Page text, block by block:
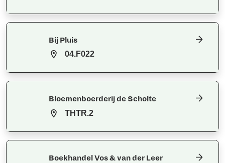
Bij Pluis
04.F022
Bloemenboerderij de Scholte
THTR.2
Boekhandel Vos & van der Leer